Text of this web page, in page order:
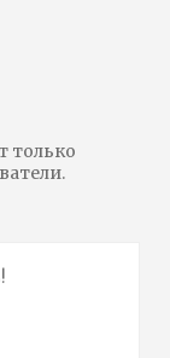
только
!